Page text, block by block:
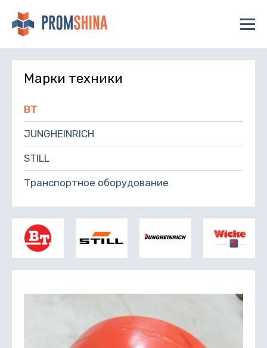
Марки техники
BT
JUNGHEINRICH
STILL
Транспортное оборудование